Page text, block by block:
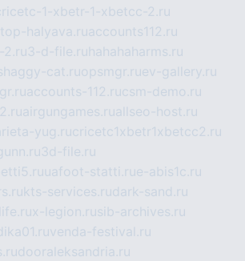
1-xbetr-1-xbetcc-2.ru
top-halyava.ruaccounts112.ru
3-d-file.ru hahahaharms.ru
cat.ruopsmgr.ruev-gallery.ru
accounts-112.rucsm-demo.ru
airgungames.ruallseo-host.ru
yug.rucricetc1xbetr1xbetcc2.ru
3d-file.ru
uafoot-statti.rue-abis1c.ru
kts-services.rudark-sand.ru
x-legion.rusib-archives.ru
venda-festival.ru
dooraleksandria.ru